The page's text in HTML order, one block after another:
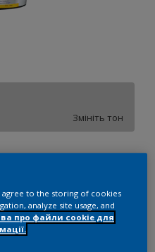
Змініть тон
кольорів
agree to the storing of cookies
analyze site usage, and
про файли cookie для